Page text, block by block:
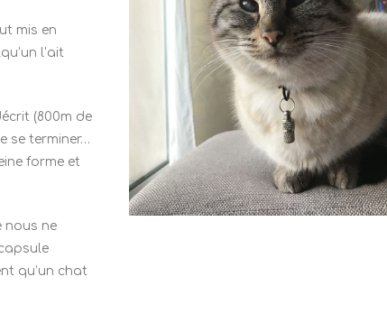
mis en
l’ait
(800m de
se terminer…
forme et
nous ne
qu’un chat